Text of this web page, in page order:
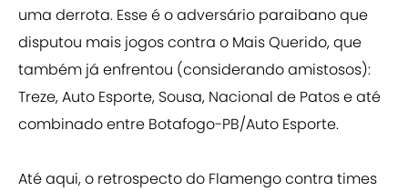
uma derrota. Esse é o adversário paraibano que
disputou mais jogos contra o Mais Querido, que
também já enfrentou (considerando amistosos):
Treze, Auto Esporte, Sousa, Nacional de Patos e até
combinado entre Botafogo-PB/Auto Esporte.
Até aqui, o retrospecto do Flamengo contra times